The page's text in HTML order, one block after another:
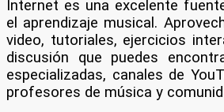
Internet es una excelente
el aprendizaje musical.
video, tutoriales, ejercicios
discusión que puedes
especializadas, canales de
profesores de música y